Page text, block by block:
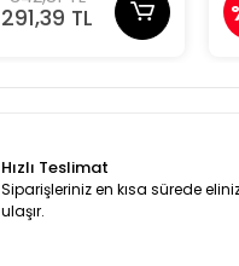
291,39 TL
Hızlı Teslimat
Siparişleriniz en kısa sürede
ulaşır.